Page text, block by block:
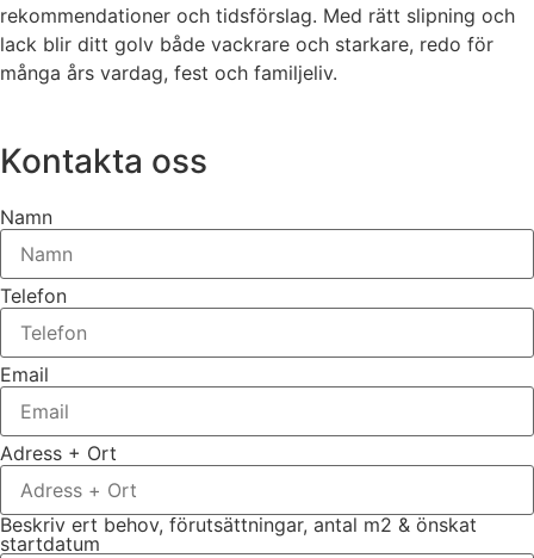
rekommendationer och tidsförslag. Med rätt slipning och
lack blir ditt golv både vackrare och starkare, redo för
många års vardag, fest och familjeliv.
Kontakta oss
Namn
Telefon
Email
Adress + Ort
Beskriv ert behov, förutsättningar, antal m2 & önskat
startdatum